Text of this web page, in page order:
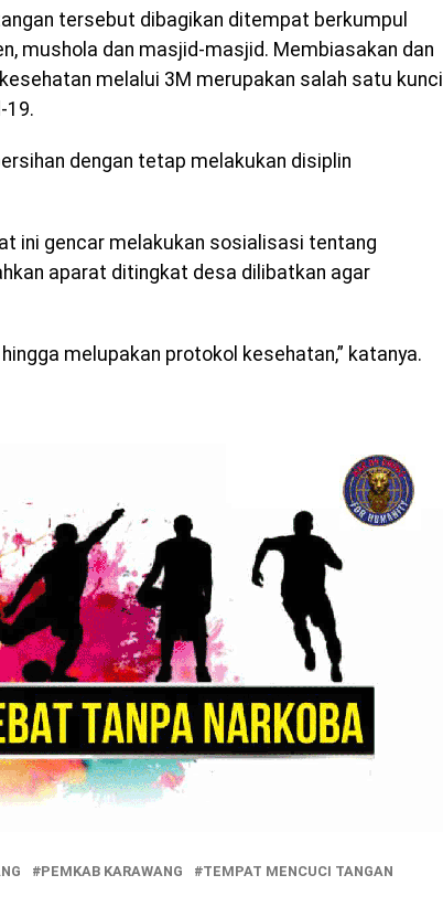
tersebut dibagikan ditempat berkumpul
mushola dan masjid-masjid. Membiasakan dan
melalui 3M merupakan salah satu kunci
19.
dengan tetap melakukan disiplin
ini gencar melakukan sosialisasi tentang
aparat ditingkat desa dilibatkan agar
melupakan protokol kesehatan,” katanya.
PEMKAB KARAWANG TEMPAT MENCUCI TANGAN